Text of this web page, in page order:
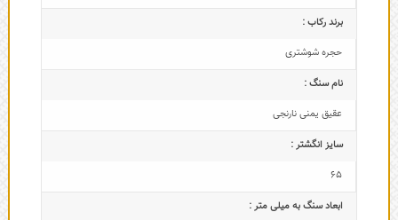
برند رکاب :
حجره شوشتری
نام سنگ :
عقیق یمنی نارنجی
سایز انگشتر :
65
ابعاد سنگ به میلی متر :